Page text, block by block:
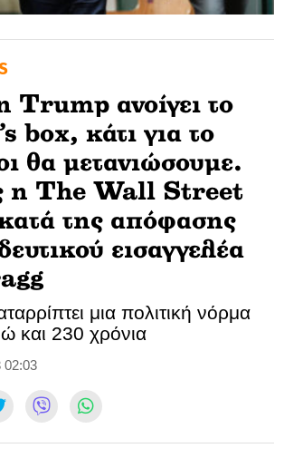
ανοίγει το
box, κάτι για το
θα μετανιώσουμε.
η The Wall Street
της απόφασης
εισαγγελέα
μια πολιτική νόρμα
και 230 χρόνια